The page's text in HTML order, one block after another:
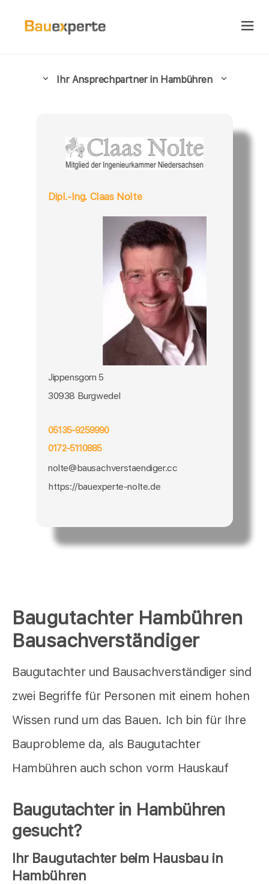
Baugutachter Hambühren
Bausachverständiger
Baugutachter und Bausachverständiger sind
zwei Begriffe für Personen mit einem hohen
Wissen rund um das Bauen. Ich bin für Ihre
Bauprobleme da, als Baugutachter
Hambühren auch schon vorm Hauskauf
Baugutachter in Hambühren
gesucht?
Ihr Baugutachter beim Hausbau in
Hambühren
Ihr Ansprechpartner in Hambühren
Dipl.-Ing. Claas Nolte
Jippensgorn 5
30938 Burgwedel
05135-9259990
0172-5110885
nolte@bausachverstaendiger.cc
https://bauexperte-nolte.de